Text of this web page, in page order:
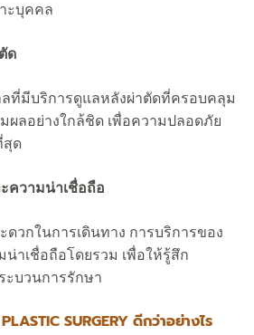
ะบุคคล
ด
ลที่มีบริการดูแลหลังผ่าตัดที่ครอบคลุม
ผลอย่างใกล้ชิด เพื่อความปลอดภัย
สุด
ความน่าเชื่อถือ
ดวกในการเดินทาง การบริการของ
าเชื่อถือโดยรวม เพื่อให้รู้สึก
ะบวนการรักษา
SURGERY ดีกว่าอย่างไร